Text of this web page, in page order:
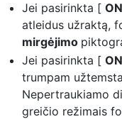
Jei pasirinkta [ ON
atleidus užraktą,
mirgėjimo
Jei pasirinkta [ ON
trumpam
Nepertraukiamo
greičio režimais